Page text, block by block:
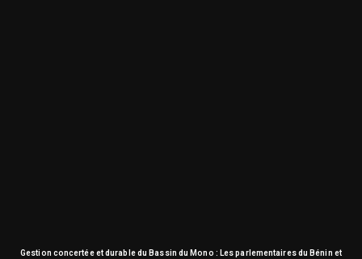
Gestion concertée et durable du Bassin du Mono : Les parlementaires du Bénin et